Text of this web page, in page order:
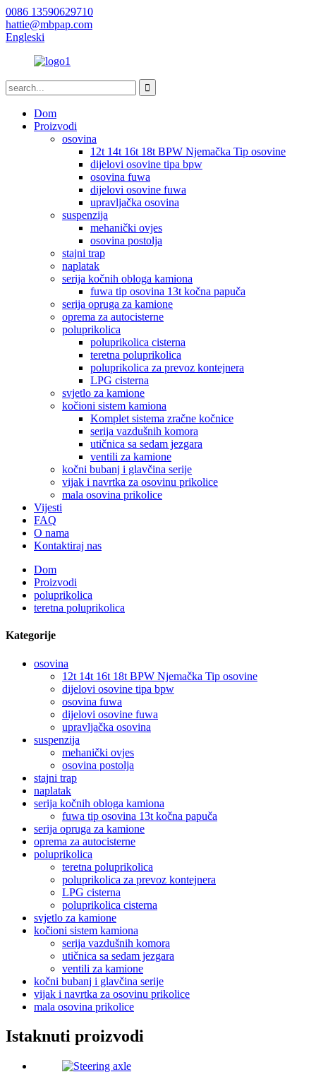
0086 13590629710
hattie@mbpap.com
Engleski
Dom
Proizvodi
osovina
12t 14t 16t 18t BPW Njemačka Tip osovine
dijelovi osovine tipa bpw
osovina fuwa
dijelovi osovine fuwa
upravljačka osovina
suspenzija
mehanički ovjes
osovina postolja
stajni trap
naplatak
serija kočnih obloga kamiona
fuwa tip osovina 13t kočna papuča
serija opruga za kamione
oprema za autocisterne
poluprikolica
poluprikolica cisterna
teretna poluprikolica
poluprikolica za prevoz kontejnera
LPG cisterna
svjetlo za kamione
kočioni sistem kamiona
Komplet sistema zračne kočnice
serija vazdušnih komora
utičnica sa sedam jezgara
ventili za kamione
kočni bubanj i glavčina serije
vijak i navrtka za osovinu prikolice
mala osovina prikolice
Vijesti
FAQ
O nama
Kontaktiraj nas
Dom
Proizvodi
poluprikolica
teretna poluprikolica
Kategorije
osovina
12t 14t 16t 18t BPW Njemačka Tip osovine
dijelovi osovine tipa bpw
osovina fuwa
dijelovi osovine fuwa
upravljačka osovina
suspenzija
mehanički ovjes
osovina postolja
stajni trap
naplatak
serija kočnih obloga kamiona
fuwa tip osovina 13t kočna papuča
serija opruga za kamione
oprema za autocisterne
poluprikolica
teretna poluprikolica
poluprikolica za prevoz kontejnera
LPG cisterna
poluprikolica cisterna
svjetlo za kamione
kočioni sistem kamiona
serija vazdušnih komora
utičnica sa sedam jezgara
ventili za kamione
kočni bubanj i glavčina serije
vijak i navrtka za osovinu prikolice
mala osovina prikolice
Istaknuti proizvodi